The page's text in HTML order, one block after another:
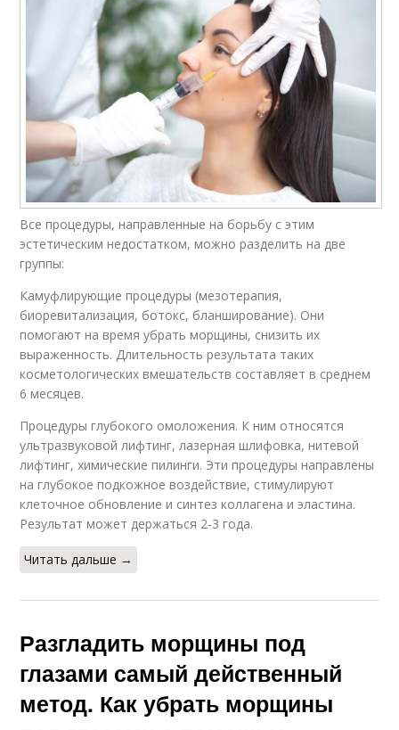
Все процедуры, направленные на борьбу с этим
эстетическим недостатком, можно разделить на две
группы:
Камуфлирующие процедуры (мезотерапия,
биоревитализация, ботокс, бланширование). Они
помогают на время убрать морщины, снизить их
выраженность. Длительность результата таких
косметологических вмешательств составляет в среднем
6 месяцев.
Процедуры глубокого омоложения. К ним относятся
ультразвуковой лифтинг, лазерная шлифовка, нитевой
лифтинг, химические пилинги. Эти процедуры направлены
на глубокое подкожное воздействие, стимулируют
клеточное обновление и синтез коллагена и эластина.
Результат может держаться 2-3 года.
Читать дальше →
Разгладить морщины под
глазами самый действенный
метод. Как убрать морщины